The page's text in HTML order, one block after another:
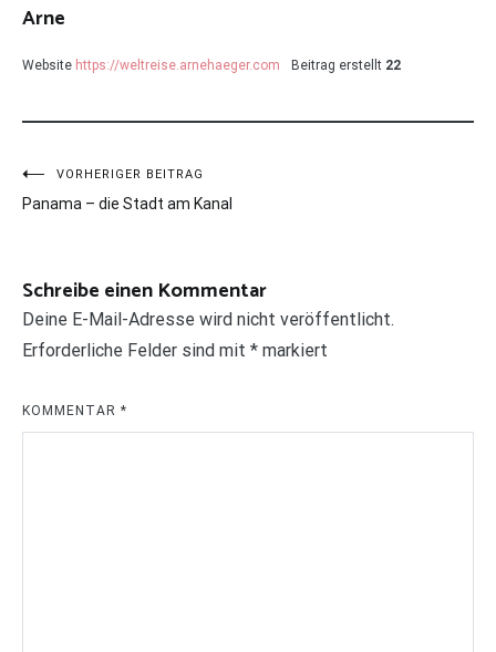
Arne
Website https://weltreise.arnehaeger.com Beitrag erstellt 22
Beitragsnavigation
VORHERIGER BEITRAG
Panama – die Stadt am Kanal
Schreibe einen Kommentar
Deine E-Mail-Adresse wird nicht veröffentlicht.
Erforderliche Felder sind mit * markiert
KOMMENTAR *